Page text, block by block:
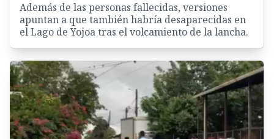
Además de las personas fallecidas, versiones
apuntan a que también habría desaparecidas en
el Lago de Yojoa tras el volcamiento de la lancha.